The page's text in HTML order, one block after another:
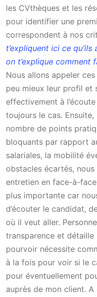
les CVthèques et les
pour identifier une
correspondent à nos
t’expliquent ici ce
on t’explique comment
Nous allons appeler
peu mieux leur profil et
effectivement à
toujours le cas.
nombre de points
bloquants par rapport
salariales, la mobilité
obstacles écartés,
entretien en face-à-
plus importante car
d’écouter le candidat,
où il veut aller.
transparence et
pourvoir nécessite
à la fois pour voir si le
pour éventuellement
auprès de mon client.